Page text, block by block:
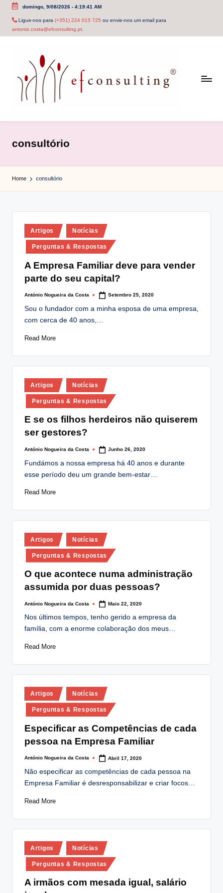
Skip
domingo, 9/08/2026- 4:19:42 AM
Ligue-nos para (+351) 224 015 725 ou envie-nos um email para
antonio.costa@efconsulting.pt.
c
o
n
u
consultório
Home consultório
Posted
in
Artigos Notícias
Perguntas & Respostas
A Empresa Familiar deve para vender
parte do seu capital?
Posted
António Nogueira da Costa Setembro 25, 2020
Sou o fundador com a minha esposa de uma empresa,
com cerca de 40 anos,…
Read More
Posted
in
Artigos Notícias
Perguntas & Respostas
E se os filhos herdeiros não quiserem
ser gestores?
Posted
António Nogueira da Costa Junho 26, 2020
Fundámos a nossa empresa há 40 anos e durante
esse período deu um grande bem-estar…
Read More
Posted
in
Artigos Notícias
Perguntas & Respostas
O que acontece numa administração
assumida por duas pessoas?
Posted
António Nogueira da Costa Maio 22, 2020
Nos últimos tempos, tenho gerido a empresa da
família, com a enorme colaboração dos meus…
Read More
Posted
in
Artigos Notícias
Perguntas & Respostas
Especificar as Competências de cada
pessoa na Empresa Familiar
Posted
António Nogueira da Costa Abril 17, 2020
Não especificar as competências de cada pessoa na
Empresa Familiar é desresponsabilizar e criar focos…
Read More
Posted
in
Artigos Notícias
Perguntas & Respostas
A irmãos com mesada igual, salário